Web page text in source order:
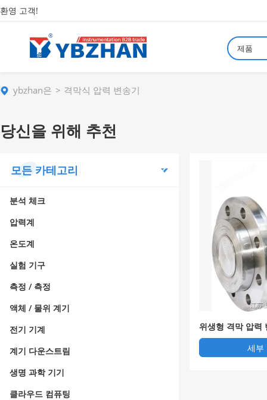
환영 고객!
제품
ybzhan은 격막식 압력 변송기
당신을 위해 추천
모든 카테고리
분석 체크
압력계
온도계
실험 기구
측정 / 측정
액체 / 물위 계기
전기 기계
계기 다운스트림
생명 과학 기기
클라우드 컴퓨팅
위생형 격막 압력
세부